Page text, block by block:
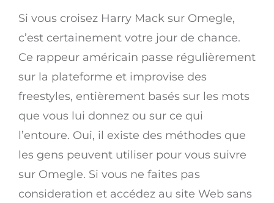
Si vous croisez Harry Mack sur Omegle,
c’est certainement votre jour de chance.
Ce rappeur américain passe régulièrement
sur la plateforme et improvise des
freestyles, entièrement basés sur les mots
que vous lui donnez ou sur ce qui
l’entoure. Oui, il existe des méthodes que
les gens peuvent utiliser pour vous suivre
sur Omegle. Si vous ne faites pas
consideration et accédez au site Web sans